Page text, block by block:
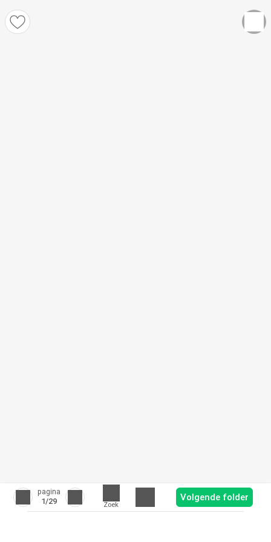
pagina
1/29 Zoek
Volgende folder